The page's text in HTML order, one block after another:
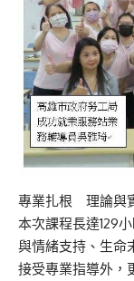
專業扎根 理論與
本次課程長達129
與情緒支持、生命
接受專業指導外，